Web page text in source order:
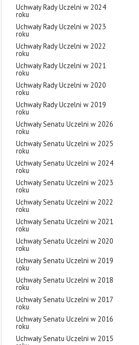
Uchwały Rady Uczelni w 2024
roku
Uchwały Rady Uczelni w 2023
roku
Uchwały Rady Uczelni w 2022
roku
Uchwały Rady Uczelni w 2021
roku
Uchwały Rady Uczelni w 2020
roku
Uchwały Rady Uczelni w 2019
roku
Uchwały Senatu Uczelni w 2026
roku
Uchwały Senatu Uczelni w 2025
roku
Uchwały Senatu Uczelni w 2024
roku
Uchwały Senatu Uczelni w 2023
roku
Uchwały Senatu Uczelni w 2022
roku
Uchwały Senatu Uczelni w 2021
roku
Uchwały Senatu Uczelni w 2020
roku
Uchwały Senatu Uczelni w 2019
roku
Uchwały Senatu Uczelni w 2018
roku
Uchwały Senatu Uczelni w 2017
roku
Uchwały Senatu Uczelni w 2016
roku
Uchwały Senatu Uczelni w 2015